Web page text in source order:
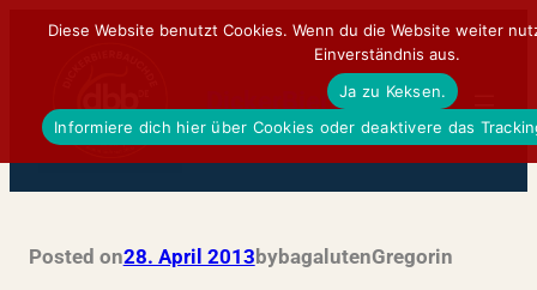
DickerBierBauchDE
Posted on28. April 2013bybagalutenGregorin
Diese Website benutzt Cookies. Wenn du die Website weiter
Einverständnis aus.
Ja zu Keksen.
Informiere dich hier über Cookies oder deaktivere das